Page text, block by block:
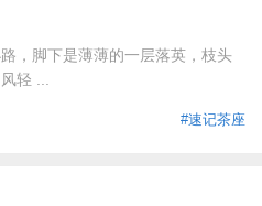
，脚下是薄薄的一层落英，枝头
轻 ...
#速记茶座